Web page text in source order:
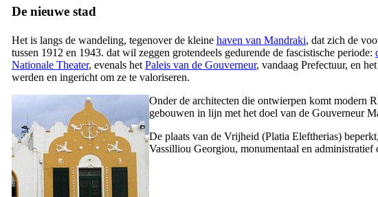
De nieuwe stad
Het is langs de wandeling, tegenover de kleine haven van Mandraki, dat zich de
tussen 1912 en 1943. dat wil zeggen grotendeels gedurende de fascistische periode:
Nationale Theater, evenals het Paleis van de Gouverneur, vandaag Prefectuur, en
werden en ingericht om ze te valoriseren.
Onder de architecten die ontwierpen komt modern
gebouwen in lijn met het doel van de Gouverneur
De plaats van de Vrijheid (Platia Eleftherias)
Vassilliou Georgiou, monumentaal en